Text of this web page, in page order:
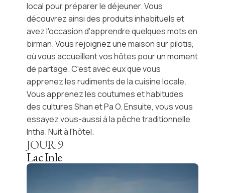
local pour préparer le déjeuner. Vous
découvrez ainsi des produits inhabituels et
avez l'occasion d'apprendre quelques mots en
birman. Vous rejoignez une maison sur pilotis,
où vous accueillent vos hôtes pour un moment
de partage. C'est avec eux que vous
apprenez les rudiments de lacuisine locale.
Vous apprenez les coutumes et habitudes
des cultures Shan et Pa O. Ensuite, vous vous
essayez vous-aussi à la pêche traditionnelle
Intha. Nuit à l'hôtel.
JOUR9
Lac Inle